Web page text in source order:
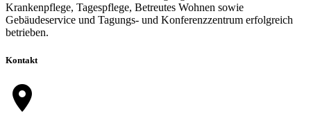
Krankenpflege, Tagespflege, Betreutes Wohnen sowie
Gebäudeservice und Tagungs- und Konferenzzentrum erfolgreich
betrieben.
Kontakt
location_on